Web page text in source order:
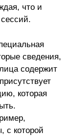
что и
сведения,
содержит
которая
с которой